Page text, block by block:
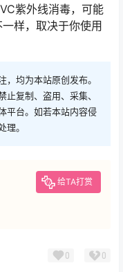
紫外线消毒，可能
样，取决于你使用
均为本站原创发布。
复制、盗用、采集、
平台。如若本站内容侵
。
给TA打赏
0 0